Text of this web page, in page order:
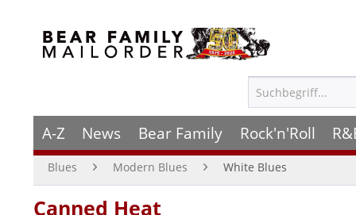
A-Z News Bear Family Rock'n'Roll
Blues Modern Blues White Blues
Canned Heat